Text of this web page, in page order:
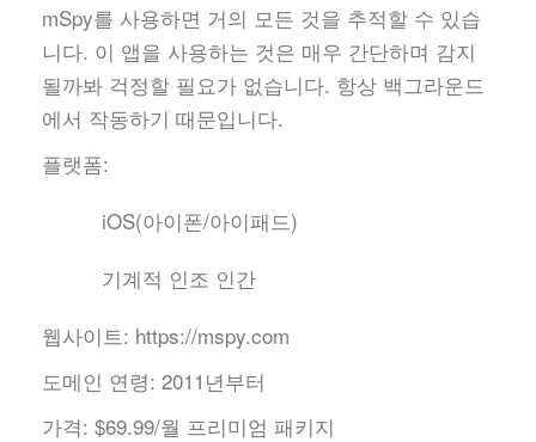
mSpy를 사용하면 거의 모든 것을 추적할 수 있습
니다. 이 앱을 사용하는 것은 매우 간단하며 감지
될까봐 걱정할 필요가 없습니다. 항상 백그라운드
에서 작동하기 때문입니다.
플랫폼:
iOS(아이폰/아이패드)
기계적 인조 인간
웹사이트: https://mspy.com
도메인 연령: 2011년부터
가격: $69.99/월 프리미엄 패키지